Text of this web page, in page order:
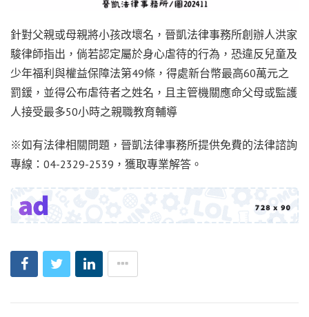
針對父親或母親將小孩改壞名，晉凱法律事務所創辦人洪家
駿律師指出，倘若認定屬於身心虐待的行為，恐違反兒童及
少年福利與權益保障法第49條，得處新台幣最高60萬元之
罰鍰，並得公布虐待者之姓名，且主管機關應命父母或監護
人接受最多50小時之親職教育輔導
※如有法律相關問題，晉凱法律事務所提供免費的法律諮詢
專線：04-2329-2539，獲取專業解答。